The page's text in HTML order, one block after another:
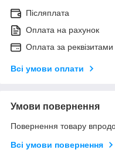
Післяплата
Оплата на рахунок
Оплата за реквізитами
Всі умови оплати
Умови повернення
Повернення товару
Всі умови повернення